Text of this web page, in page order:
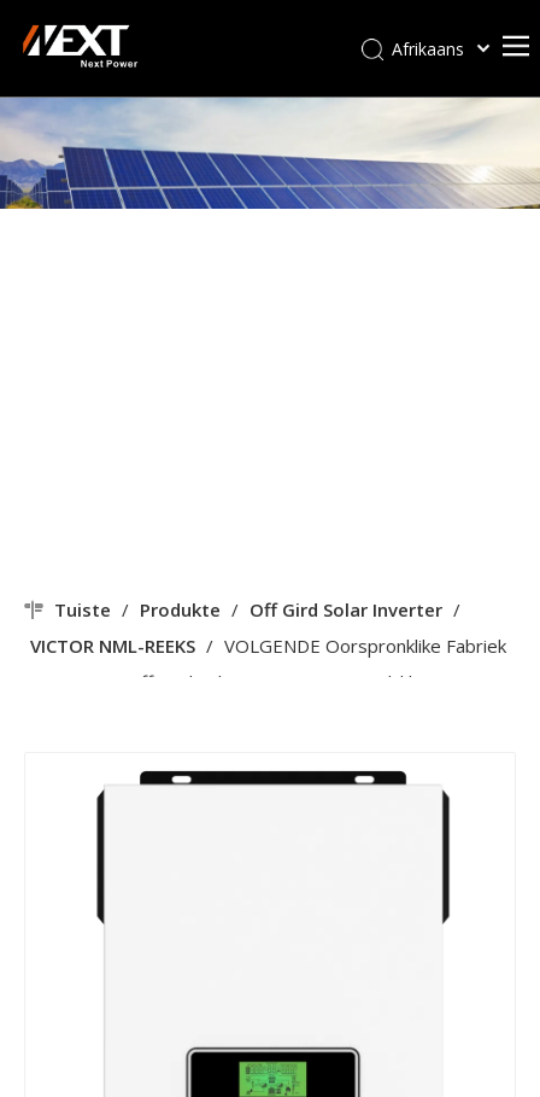
Afrikaans
Italiano
Deutsch
Tuiste / Produkte / Off Gird Solar Inverter /
VICTOR NML-REEKS / VOLGENDE Oorspronklike Fabriek
NML 1.6KW Off Grid Solar Inverter WiFi Beskikbaar